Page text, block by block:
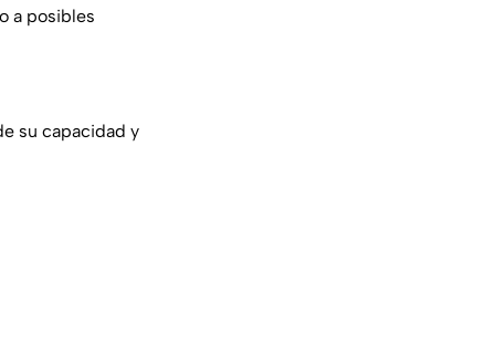
a posibles
su capacidad y